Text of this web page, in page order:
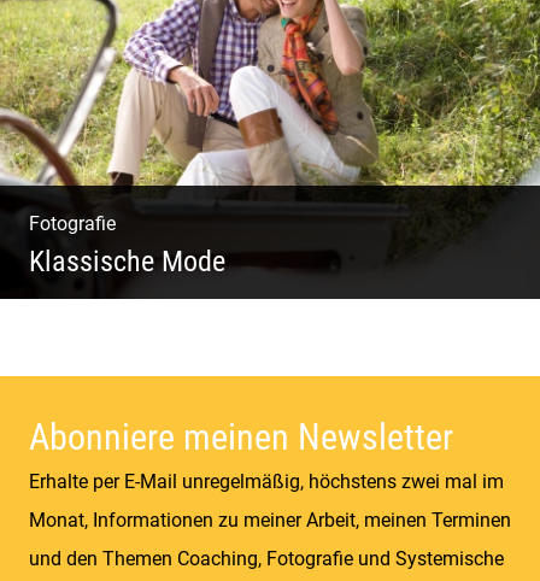
Fotografie
Klassische Mode
Abonniere meinen Newsletter
Erhalte per E-Mail unregelmäßig, höchstens zwei mal im
Monat, Informationen zu meiner Arbeit, meinen Terminen
und den Themen Coaching, Fotografie und Systemische